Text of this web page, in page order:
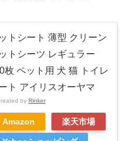
トシート 薄型 クリーン
トシーツ レギュラー
枚 ペット用 犬 猫 トイレ
ト アイリスオーヤマ
by Rinker
Amazon 楽天市場